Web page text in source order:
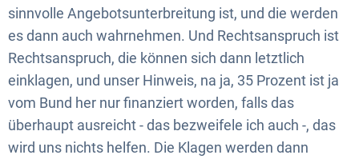
sinnvolle Angebotsunterbreitung ist, und die werden
es dann auch wahrnehmen. Und Rechtsanspruch ist
Rechtsanspruch, die können sich dann letztlich
einklagen, und unser Hinweis, na ja, 35 Prozent ist ja
vom Bund her nur finanziert worden, falls das
überhaupt ausreicht - das bezweifele ich auch -, das
wird uns nichts helfen. Die Klagen werden dann